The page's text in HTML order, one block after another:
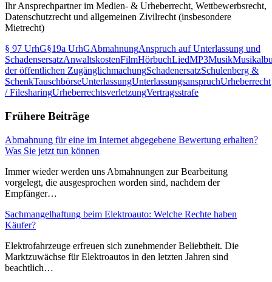
Ihr Ansprechpartner im Medien- & Urheberrecht, Wettbewerbsrecht,
Datenschutzrecht und allgemeinen Zivilrecht (insbesondere
Mietrecht)
§ 97 UrhG§19a UrhGAbmahnungAnspruch auf Unterlassung und
SchadensersatzAnwaltskostenFilmHörbuchLiedMP3Musik
der öffentlichen ZugänglichmachungSchadenersatzSchulenberg &
SchenkTauschbörseUnterlassungUnterlassungsanspruchUrheberrecht
/ FilesharingUrheberrechtsverletzungVertragsstrafe
Frühere Beiträge
Abmahnung für eine im Internet abgegebene Bewertung erhalten?
Was Sie jetzt tun können
Immer wieder werden uns Abmahnungen zur Bearbeitung
vorgelegt, die ausgesprochen worden sind, nachdem der
Empfänger…
Sachmangelhaftung beim Elektroauto: Welche Rechte haben
Käufer?
Elektrofahrzeuge erfreuen sich zunehmender Beliebtheit. Die
Marktzuwächse für Elektroautos in den letzten Jahren sind
beachtlich…